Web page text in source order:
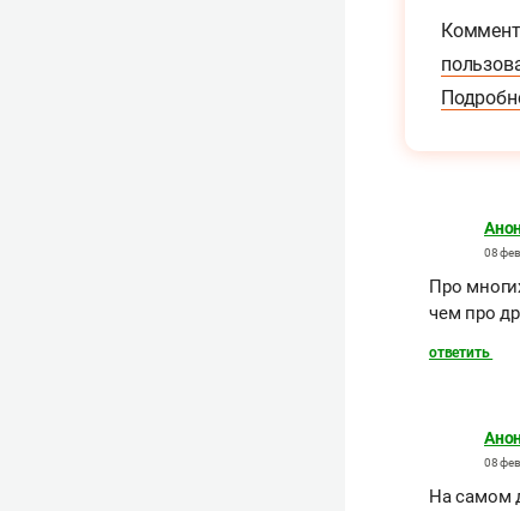
08
Про
чем про
ответить
08
На самом